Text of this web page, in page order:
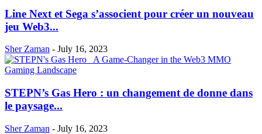
Line Next et Sega s’associent pour créer un nouveau
jeu Web3...
Sher Zaman - July 16, 2023
STEPN’s Gas Hero : un changement de donne dans
le paysage...
Sher Zaman - July 16, 2023